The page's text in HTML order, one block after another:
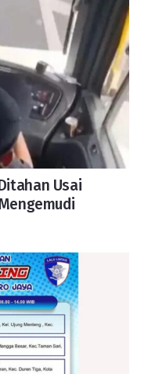
Usai